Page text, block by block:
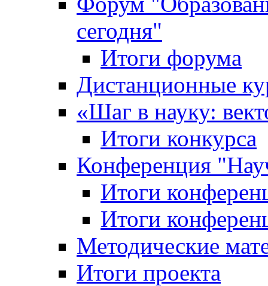
сегодня"
Итоги форума
Дистанционные
«Шаг в науку:
Итоги конкурса
Конференция
Итоги
Итоги
Методические
Итоги проекта